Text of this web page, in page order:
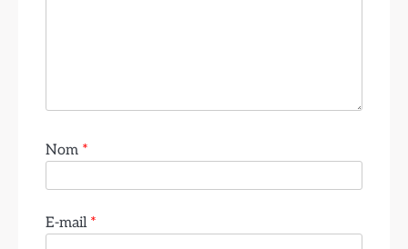
Nom *
E-mail *